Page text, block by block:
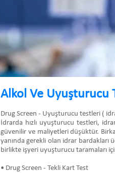
Alkol Ve Uyuşturucu
Drug Screen - Uyuşturucu testleri (
İdrarda hızlı uyuşturucu testleri,
güvenilir ve maliyetleri düşüktür.
yanında gerekli olan idrar bardakları
birlikte işyeri uyuşturucu taramaları
• Drug Screen - Tekli Kart Test